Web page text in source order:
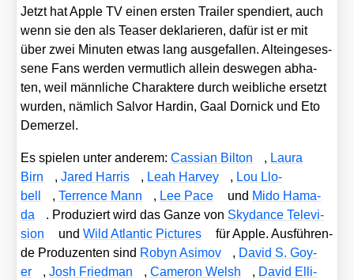
Jetzt hat Apple TV einen ers­ten Trai­ler spen­diert, auch
wenn sie den als Teaser dekla­rie­ren, dafür ist er mit
über zwei Minu­ten etwas lang aus­ge­fal­len. Alt­ein­ge­ses­
se­ne Fans wer­den ver­mut­lich allein des­we­gen abha­
ten, weil männ­li­che Cha­rak­te­re durch weib­li­che ersetzt
wur­den, näm­lich Sal­vor Har­din, Gaal Dor­nick und Eto
Demer­zel.
Es spie­len unter ande­rem:Cas­si­an Bil­ton , Lau­ra
Birn
,Jared Har­ris , Leah Har­vey , Lou Llo­
bell
,Ter­rence Mann , Lee Pace und Mido Hama­
da
. Pro­du­ziert wird das Gan­ze von Sky­dance Tele­vi­
si­on
undWild Atlan­tic Pic­tures
für Apple. Aus­füh­ren­
de Pro­du­zen­ten sind Robyn Asi­mov , David S. Goy­
er
,Josh Fried­man ,Came­ron Welsh , David Elli­